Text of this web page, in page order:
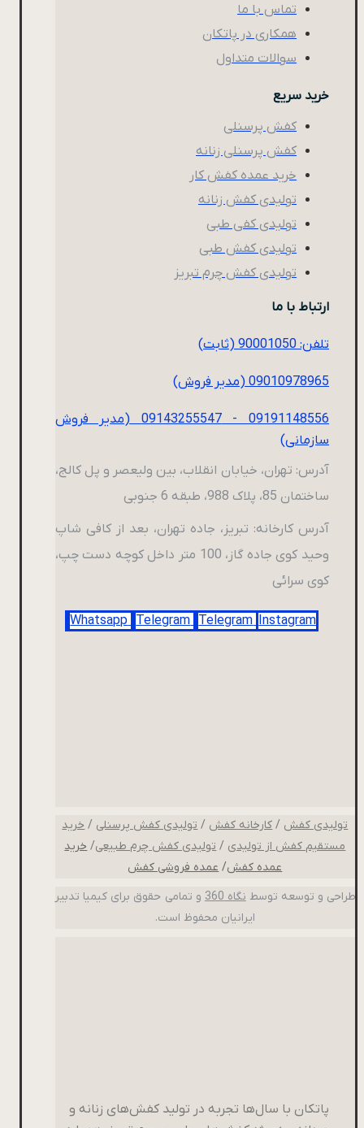
تماس با ما
همکاری در پاتکان
سوالات متداول
خرید سریع
کفش پرسنلی
کفش پرسنلی زنانه
خرید عمده کفش کار
تولیدی کفش زنانه
تولیدی کفی طبی
تولیدی کفش طبی
تولیدی کفش چرم تبریز
ارتباط با ما
تلفن: 90001050 (ثابت)
09010978965 (مدیر فروش)
09191148556 - 09143255547 (مدیر فروش
سازمانی)
آدرس: تهران، خیابان انقلاب، بین ولیعصر و پل کالج،
ساختمان 85، پلاک 988، طبقه 6 جنوبی
آدرس کارخانه: تبریز، جاده تهران، بعد از کافی شاپ
وحید کوی جاده گاز، 100 متر داخل کوچه دست چپ،
کوی سرائی
Whatsapp Telegram Telegram Instagram
تولیدی کفش / کارخانه کفش / تولیدی کفش پرسنلی / خرید
مستقیم کفش از تولیدی / تولیدی کفش چرم طبیعی/ خرید
عمده کفش/ عمده فروشی کفش
طراحی و توسعه توسط نگاه 360
و تمامی حقوق برای کیمیا تدبیر
ایرانیان محفوظ است.
پاتکان با سال‌ها تجربه در تولید کفش‌های زنانه و